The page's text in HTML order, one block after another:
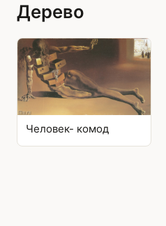
Дерево
Человек- комод